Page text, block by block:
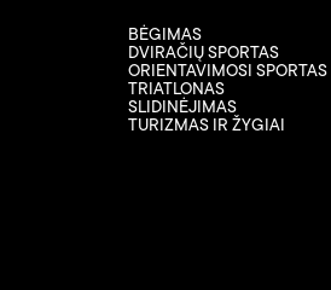
BĖGIMAS
DVIRAČIŲ SPORTAS
ORIENTAVIMOSI SPORTAS
TRIATLONAS
SLIDINĖJIMAS
TURIZMAS IR ŽYGIAI